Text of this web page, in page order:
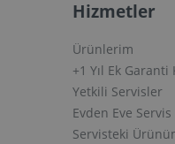
Hizmetler
Ürünlerim
+1 Yıl Ek Garanti
Yetkili Servisler
Evden Eve Servis
Servisteki